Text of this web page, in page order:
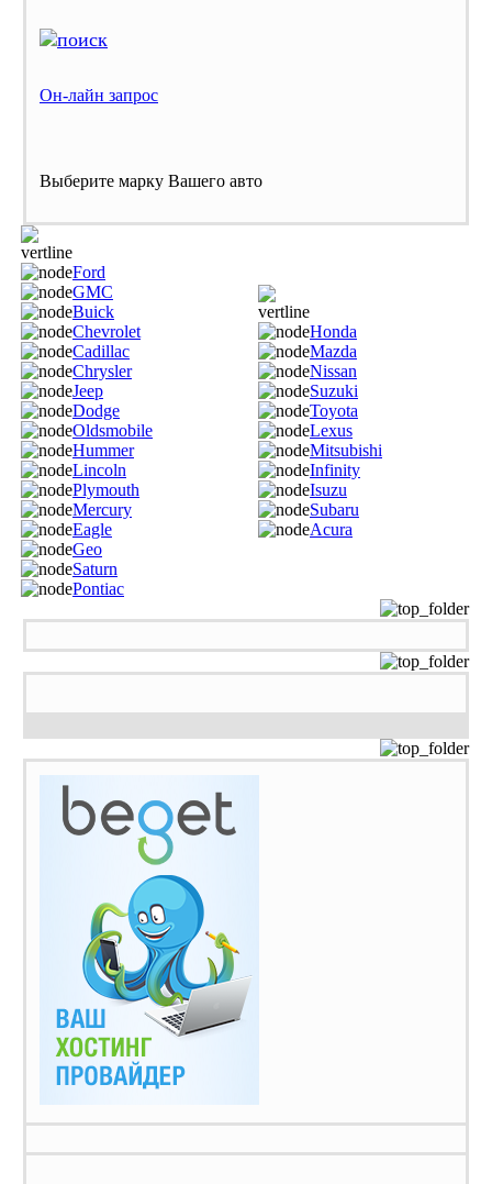
Он-лайн запрос
Выберите марку Вашего авто
Ford
GMC
Buick
Chevrolet
Cadillac
Chrysler
Jeep
Dodge
Oldsmobile
Hummer
Lincoln
Plymouth
Mercury
Eagle
Geo
Saturn
Pontiac
Honda
Mazda
Nissan
Suzuki
Toyota
Lexus
Mitsubishi
Infinity
Isuzu
Subaru
Acura